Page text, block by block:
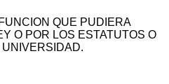
QUE PUDIERA
O POR LOS ESTATUTOS O